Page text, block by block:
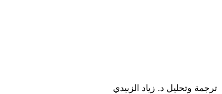
ترجمة وتحليل د. زياد الزبيدي